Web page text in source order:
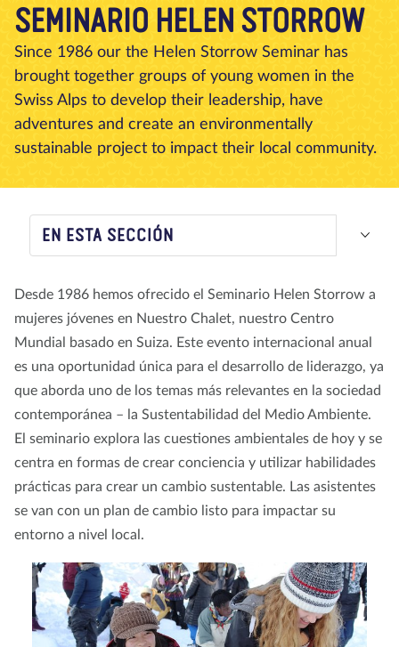
SEMINARIO HELEN STORROW
Since 1986 our the Helen Storrow Seminar has
brought together groups of young women in the
Swiss Alps to develop their leadership, have
adventures and create an environmentally
sustainable project to impact their local community.
EN ESTA SECCIÓN
Desde 1986 hemos ofrecido el Seminario Helen Storrow a
mujeres jóvenes en Nuestro Chalet, nuestro Centro
Mundial basado en Suiza. Este evento internacional anual
es una oportunidad única para el desarrollo de liderazgo, ya
que aborda uno de los temas más relevantes en la sociedad
contemporánea – la Sustentabilidad del Medio Ambiente.
El seminario explora las cuestiones ambientales de hoy y se
centra en formas de crear conciencia y utilizar habilidades
prácticas para crear un cambio sustentable. Las asistentes
se van con un plan de cambio listo para impactar su
entorno a nivel local.